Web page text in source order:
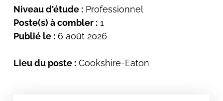
Niveau d'étude : Professionnel
Poste(s) à combler : 1
Publié le : 6 août 2026
Lieu du poste : Cookshire-Eaton